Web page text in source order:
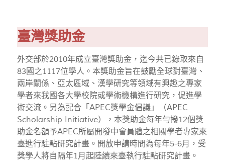
臺灣獎助金
外交部於2010年成立臺灣獎助金，迄今共已錄取來自
83國之1117位學人。本獎助金旨在鼓勵全球對臺灣、
兩岸關係、亞太區域、漢學研究等領域有興趣之專家
學者來我國各大學校院或學術機構進行研究，促進學
術交流。另為配合「APEC獎學金倡議」（APEC
Scholarship Initiative），本獎助金每年勻撥12個獎
助金名額予APEC所屬開發中會員體之相關學者專家來
臺進行駐點研究計畫。開放申請時間為每年5-6月，受
獎學人將自隔年1月起陸續來臺執行駐點研究計畫。